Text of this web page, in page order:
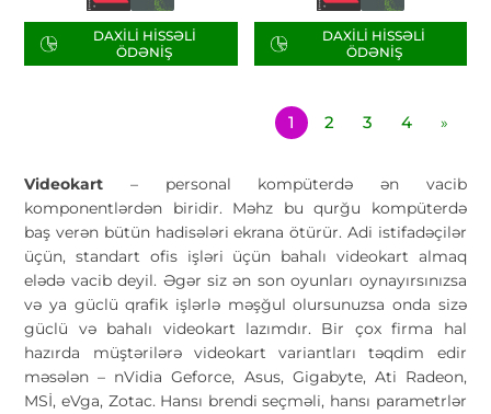
DAXILI HISSƏLI
ÖDƏNIŞ
DAXILI HISSƏLI
ÖDƏNIŞ
1 2 3 4 »
Videokart – personal kompüterdə ən vacib
komponentlərdən biridir. Məhz bu qurğu kompüterdə
baş verən bütün hadisələri ekrana ötürür. Adi istifadəçilər
üçün, standart ofis işləri üçün bahalı videokart almaq
elədə vacib deyil. Əgər siz ən son oyunları oynayırsınızsa
və ya güclü qrafik işlərlə məşğul olursunuzsa onda sizə
güclü və bahalı videokart lazımdır. Bir çox firma hal
hazırda müştərilərə videokart variantları təqdim edir
məsələn – nVidia Geforce, Asus, Gigabyte, Ati Radeon,
MSİ, eVga, Zotac. Hansı brendi seçməli, hansı parametrlər